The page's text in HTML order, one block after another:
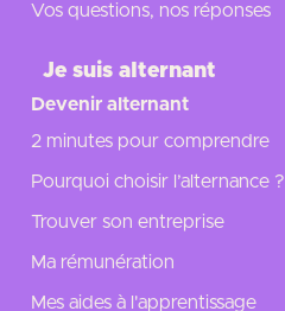
Vos questions, nos réponses
Je suis alternant
Devenir alternant
2 minutes pour comprendre
Pourquoi choisir l’alternance ?
Trouver son entreprise
Ma rémunération
Mes aides à l'apprentissage